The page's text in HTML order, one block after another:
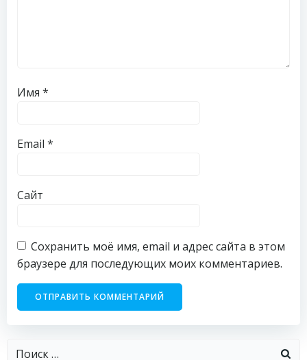
Имя *
Email *
Сайт
Сохранить моё имя, email и адрес сайта в этом
браузере для последующих моих комментариев.
Найти: